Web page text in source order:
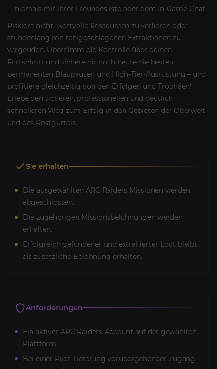
niemals mit Ihrer Freundesliste oder dem In-Game-Chat.
Riskiere nicht, wertvolle Ressourcen zu verlieren oder
stundenlang mit fehlgeschlagenen Extraktionen zu
vergeuden. Übernimm die Kontrolle über deinen
Fortschritt und sichere dir noch heute die besten
permanenten Blaupausen und High-Tier-Ausrüstung – und
profitiere gleichzeitig von den Erfolgen und Trophäen!
Erlebe den sicheren, professionellen und deutlich
schnelleren Weg zum Erfolg in den Gebieten der Oberwelt
und des Rostgürtels.
Sie erhalten
Die ausgewählten ARC Raiders Missionen werden
abgeschlossen.
Die zugehörigen Missionsbelohnungen werden
erhalten.
Erfolgreich gefundener und extrahierter Loot bleibt
als zusätzliche Belohnung erhalten.
Anforderungen
Ein aktiver ARC Raiders-Account auf der gewählten
Plattform.
Bei einer Pilot-Lieferung vorübergehender Zugang